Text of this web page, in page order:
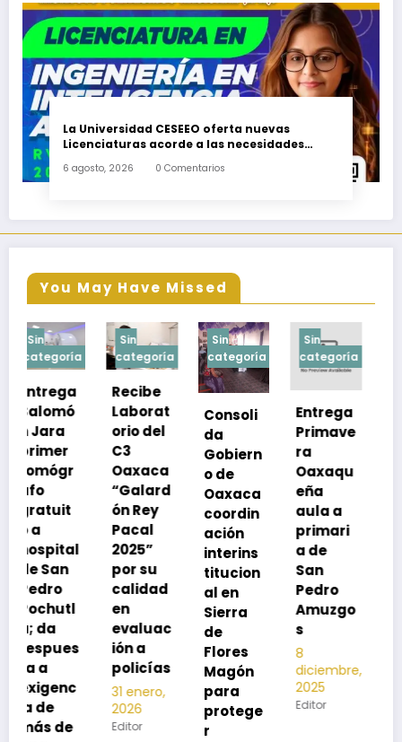
La Universidad CESEEO oferta nuevas
Licenciaturas acorde a las necesidades
nivel medio superior
6 agosto, 2026 0 Comentarios
You May Have Missed
Sin
categoría
Recibe
Laborat
orio del
C3
Oaxaca
“Galard
ón Rey
Pacal
2025”
por su
calidad
en
evaluac
ión a
policías
31 enero,
2026
Editor
Sin
categoría
Consoli
da
Gobiern
o de
Oaxaca
coordin
ación
interins
titucion
al en
Sierra
de
Flores
Magón
para
protege
r
Sin
categoría
Entrega
Primave
ra
Oaxaqu
eña
aula a
primari
a de
San
Pedro
Amuzgo
s
8
diciembre,
2025
Editor
Sin
categoría
Exhorta
SSO a
vacuna
rse de
neumoc
oco
para
preveni
r la
neumon
ía
2025
Editor